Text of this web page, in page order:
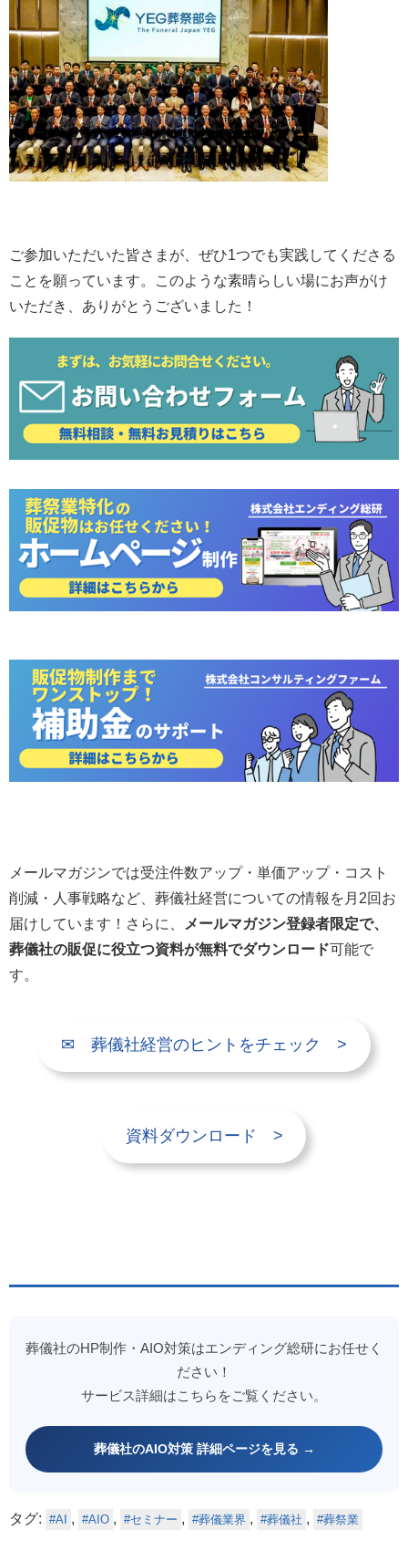
ご参加いただいた皆さまが、ぜひ1つでも実践してくださる
ことを願っています。このような素晴らしい場にお声がけ
いただき、ありがとうございました！
メールマガジンでは受注件数アップ・単価アップ・コスト
削減・人事戦略など、葬儀社経営についての情報を月2回お
届けしています！さらに、
メールマガジン登録者限定で、
葬儀社の販促に役立つ資料が無料でダウンロード可能で
す。
✉ 葬儀社経営のヒントをチェック >
資料ダウンロード >
葬儀社のHP制作・AIO対策はエンディング総研にお任せく
ださい！
サービス詳細はこちらをご覧ください。
葬儀社のAIO対策 詳細ページを見る →
タグ: AI , AIO , セミナー , 葬儀業界 , 葬儀社 , 葬祭業